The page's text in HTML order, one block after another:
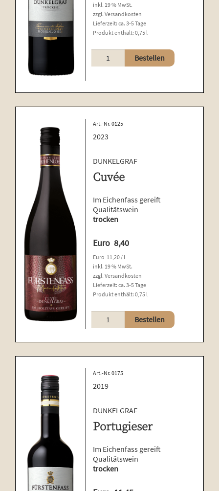
inkl. 19 % MwSt.
zzgl.Versandkosten
Lieferzeit:ca. 3-5 Tage
Produkt enthält: 0,75 l
Cabernet-
Dorsa
Bestellen
Art.-Nr. 0125
2023
DUNKELGRAF
Cuvée
Im Eichenfass gereift
Qualitätswein
trocken
Euro 8,40
Euro 11,20/ l
inkl. 19 % MwSt.
zzgl.Versandkosten
Lieferzeit:ca. 3-5 Tage
Produkt enthält: 0,75 l
Cuvée
Menge
Bestellen
Art.-Nr. 0175
2019
DUNKELGRAF
Portugieser
Im Eichenfass gereift
Qualitätswein
trocken